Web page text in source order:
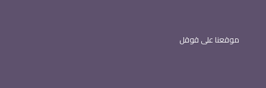
موقعنا على قوقل